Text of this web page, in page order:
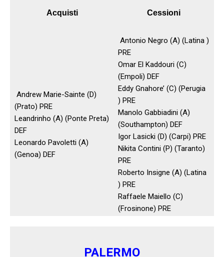
Acquisti Cessioni
Andrew Marie-Sainte (D)
(Prato) PRE
Leandrinho (A) (Ponte Preta)
DEF
Leonardo Pavoletti (A)
(Genoa) DEF
Antonio Negro (A) (Latina )
PRE
Omar El Kaddouri (C)
(Empoli) DEF
Eddy Gnahore’ (C) (Perugia
) PRE
Manolo Gabbiadini (A)
(Southampton) DEF
Igor Lasicki (D) (Carpi) PRE
Nikita Contini (P) (Taranto)
PRE
Roberto Insigne (A) (Latina
) PRE
Raffaele Maiello (C)
(Frosinone) PRE
PALERMO